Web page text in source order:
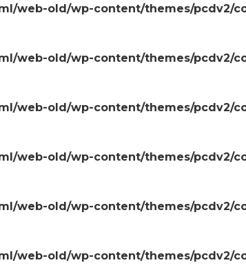
web-old/wp-content/themes/pcdv2/
web-old/wp-content/themes/pcdv2/
web-old/wp-content/themes/pcdv2/
web-old/wp-content/themes/pcdv2/
web-old/wp-content/themes/pcdv2/
web-old/wp-content/themes/pcdv2/